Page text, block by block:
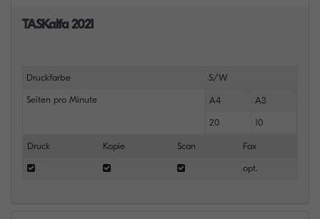
TASKalfa 2021
Druckfarbe S/W
Seiten pro Minute A4 A3
20 10
Druck Kopie Scan Fax
opt.